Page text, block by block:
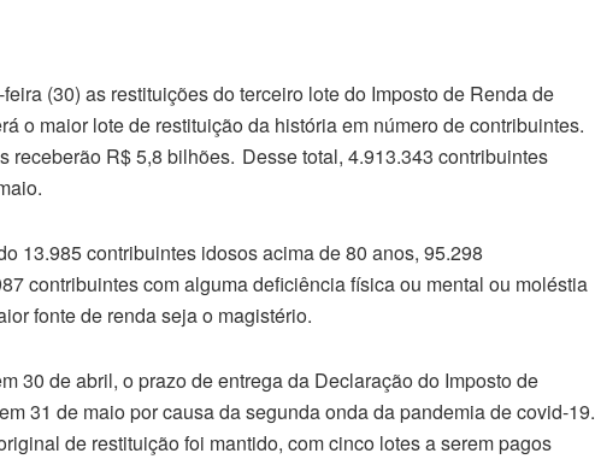
(30) as restituições do terceiro lote do Imposto de Renda de
o maior lote de restituição da história em número de contribuintes.
receberão R$ 5,8 bilhões. Desse total, 4.913.343 contribuintes
13.985 contribuintes idosos acima de 80 anos, 95.298
contribuintes com alguma deficiência física ou mental ou moléstia
fonte de renda seja o magistério.
30 de abril, o prazo de entrega da Declaração do Imposto de
31 de maio por causa da segunda onda da pandemia de covid-19.
de restituição foi mantido, com cinco lotes a serem pagos